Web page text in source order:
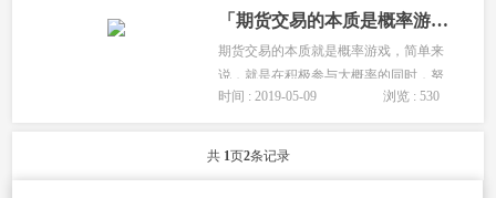
么胜率作用不大呢?还有什么因素影响收
益。...
「期货交易的本质是概率游戏」交易者必须要兼顾胜率与赔率!
期货交易的本质就是概率游戏，简单来
说，就是在积极参与大概率的同时，努
力防范小概率事件发生，通过对基本面
来寻找参与大概率事件的时机，结合资
时间 : 2019-05-09 浏览 : 530
共 1页2条记录